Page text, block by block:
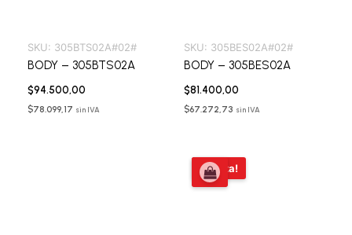
SKU: 305BTS02A#02#
BODY – 305BTS02A
$94.500,00
$78.099,17 sin IVA
SKU: 305BES02A#02#
BODY – 305BES02A
$81.400,00
$67.272,73 sin IVA
¡Oferta!
El
original